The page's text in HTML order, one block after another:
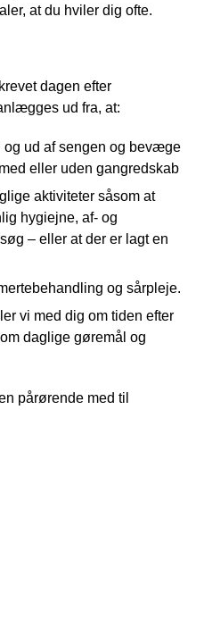
at du hviler dig ofte.
dagen efter
ud fra, at:
og ud af sengen og bevæge
eller uden gangredskab
aktiviteter såsom at
hygiejne, af- og
– eller at der er lagt en
og sårpleje.
vi med dig om tiden efter
daglige gøremål og
pårørende med til